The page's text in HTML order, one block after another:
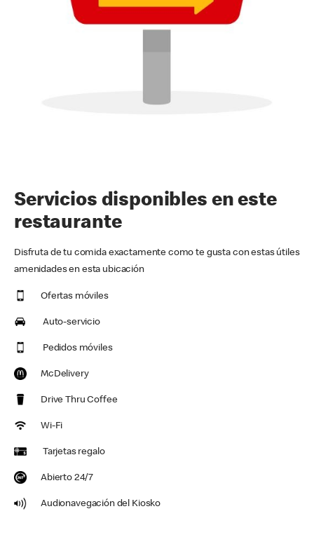
Servicios disponibles en este
restaurante
Disfruta de tu comida exactamente como te gusta con estas útiles
amenidades en esta ubicación
Ofertas móviles
Auto-servicio
Pedidos móviles
McDelivery
Drive Thru Coffee
Wi-Fi
Tarjetas regalo
Abierto 24/7
Audionavegación del Kiosko